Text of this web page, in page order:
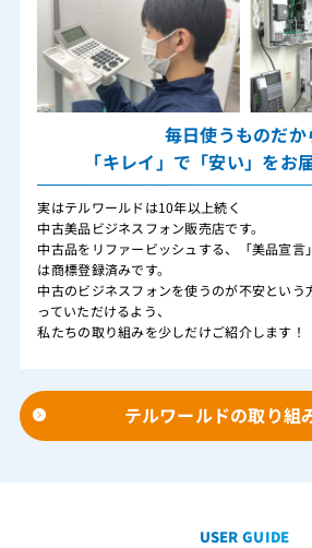
毎日使うものだか
「キレイ」で「安い」をお
実はテルワールドは10年以上続く
中古美品ビジネスフォン販売店です。
中古品をリファービッシュする、「美品宣言
は商標登録済みです。
中古のビジネスフォンを使うのが不安という
っていただけるよう、
私たちの取り組みを少しだけご紹介します！
テルワールドの取り組
USER GUIDE